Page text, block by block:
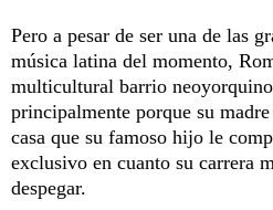
Pero a pesar de ser una de las
música latina del momento,
multicultural barrio
principalmente porque su
casa que su famoso hijo le
exclusivo en cuanto su carrera
despegar.